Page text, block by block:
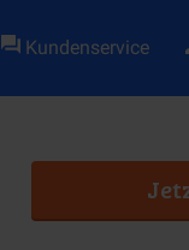
Kundenservice